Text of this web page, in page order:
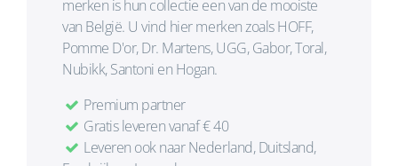
merken is hun collectie een van de mooiste
van België. U vind hier merken zoals HOFF,
Pomme D'or, Dr. Martens, UGG, Gabor, Toral,
Nubikk, Santoni en Hogan.
Premium partner
Gratis leveren vanaf € 40
Leveren ook naar Nederland, Duitsland,